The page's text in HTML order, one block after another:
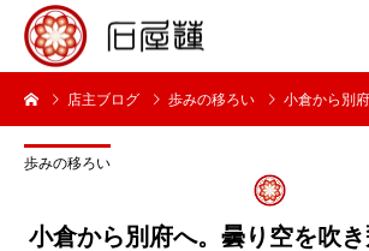
店主ブログ 歩みの移ろい 小倉から別府へ。曇り
歩みの移ろい
小倉から別府へ。曇り空を吹